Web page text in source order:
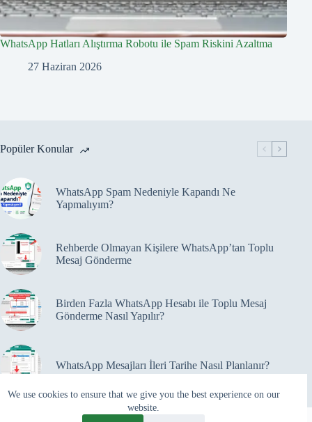
We use cookies to ensure that we give you the best experience on our
website.
WhatsApp Hatları Alıştırma Robotu ile Spam Riskini Azaltma
27 Haziran 2026
Popüler Konular
WhatsApp Spam Nedeniyle Kapandı Ne
Yapmalıyım?
Rehberde Olmayan Kişilere WhatsApp’tan Toplu
Mesaj Gönderme
Birden Fazla WhatsApp Hesabı ile Toplu Mesaj
Gönderme Nasıl Yapılır?
WhatsApp Mesajları İleri Tarihe Nasıl Planlanır?